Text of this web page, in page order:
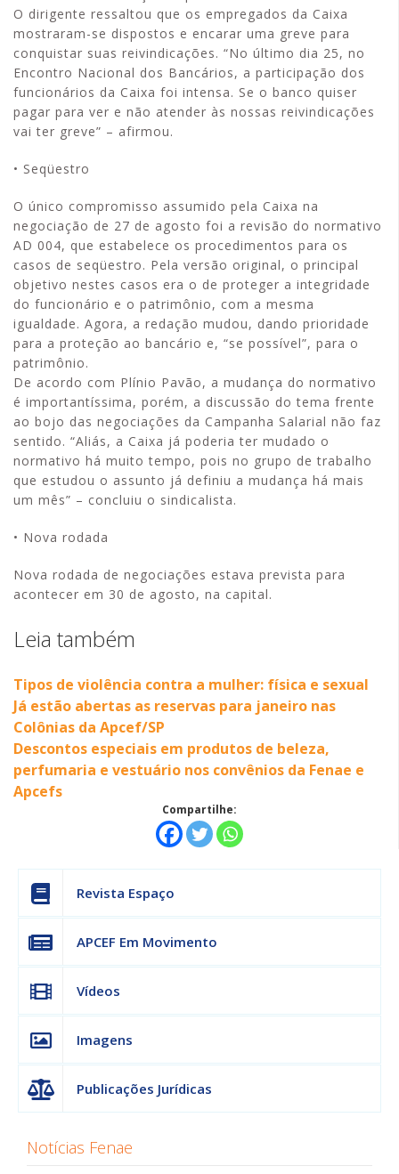
O dirigente ressaltou que os empregados da Caixa
mostraram-se dispostos e encarar uma greve para
conquistar suas reivindicações. “No último dia 25, no
Encontro Nacional dos Bancários, a participação dos
funcionários da Caixa foi intensa. Se o banco quiser
pagar para ver e não atender às nossas reivindicações
vai ter greve” – afirmou.
• Seqüestro
O único compromisso assumido pela Caixa na
negociação de 27 de agosto foi a revisão do normativo
AD 004, que estabelece os procedimentos para os
casos de seqüestro. Pela versão original, o principal
objetivo nestes casos era o de proteger a integridade
do funcionário e o patrimônio, com a mesma
igualdade. Agora, a redação mudou, dando prioridade
para a proteção ao bancário e, “se possível”, para o
patrimônio.
De acordo com Plínio Pavão, a mudança do normativo
é importantíssima, porém, a discussão do tema frente
ao bojo das negociações da Campanha Salarial não faz
sentido. “Aliás, a Caixa já poderia ter mudado o
normativo há muito tempo, pois no grupo de trabalho
que estudou o assunto já definiu a mudança há mais
um mês” – concluiu o sindicalista.
• Nova rodada
Nova rodada de negociações estava prevista para
acontecer em 30 de agosto, na capital.
Leia também
Tipos de violência contra a mulher: física e sexual
Já estão abertas as reservas para janeiro nas
Colônias da Apcef/SP
Descontos especiais em produtos de beleza,
perfumaria e vestuário nos convênios da Fenae e
Apcefs
Compartilhe:
Revista Espaço
APCEF Em Movimento
Vídeos
Imagens
Publicações Jurídicas
Notícias Fenae